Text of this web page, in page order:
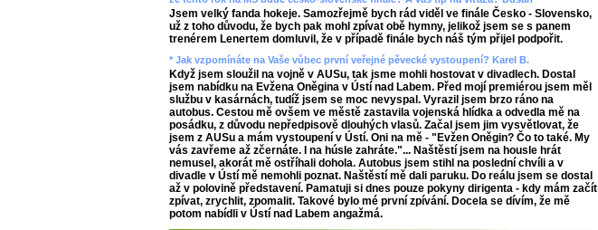
Jsem velký fanda hokeje. Samozřejmě bych rád viděl ve finále Česko - Slovensko,
už z toho důvodu, že bych pak mohl zpívat obě hymny, jelikož jsem se s panem
trenérem Lenertem domluvil, že v případě finále bych náš tým přijel podpořit.
* Jak vzpomínáte na Vaše vůbec první veřejné pěvecké vystoupení? Karel B.
Když jsem sloužil na vojně v AUSu, tak jsme mohli hostovat v divadlech. Dostal
jsem nabídku na Evžena Oněgina v Ústí nad Labem. Před mojí premiérou jsem měl
službu v kasárnách, tudíž jsem se moc nevyspal. Vyrazil jsem brzo ráno na
autobus. Cestou mě ovšem ve městě zastavila vojenská hlídka a odvedla mě na
posádku, z důvodu nepředpisově dlouhých vlasů. Začal jsem jim vysvětlovat, že
jsem z AUSu a mám vystoupení v Ústí. Oni na mě - "Evžen Oněgin? Čo to také. My
vás zavřeme až zčernáte. I na húsle zahráte."... Naštěstí jsem na housle hrát
nemusel, akorát mě ostříhali dohola. Autobus jsem stihl na poslední chvíli a v
divadle v Ústí mě nemohli poznat. Naštěstí mě dali paruku. Do reálu jsem se dostal
až v polovině představení. Pamatuji si dnes pouze pokyny dirigenta - kdy mám začít
zpívat, zrychlit, zpomalit. Takové bylo mé první zpívání. Docela se dívím, že mě
potom nabídli v Ústí nad Labem angažmá.